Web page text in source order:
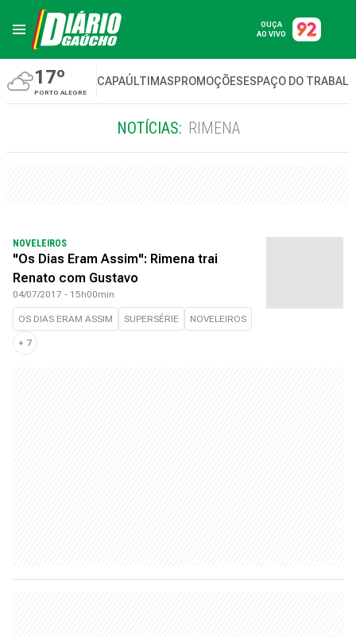
OUÇA
AO VIVO
17º
PORTO ALEGRE
CAPAÚLTIMASPROMOÇÕESESPAÇO DO
NOTÍCIAS: RIMENA
NOVELEIROS
"Os Dias Eram Assim": Rimena trai
Renato com Gustavo
04/07/2017 - 15h00min
OS DIAS ERAM ASSIM SUPERSÉRIE NOVELEIROS
+ 7